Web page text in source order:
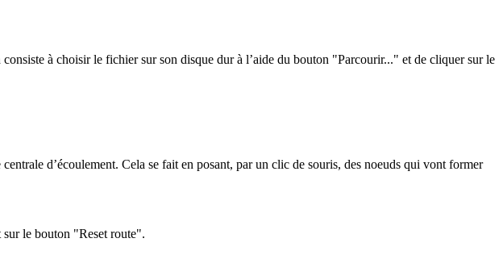
à choisir le fichier sur son disque dur à l’aide du bouton "Parcourir..." et de cliquer sur le
d’écoulement. Cela se fait en posant, par un clic de souris, des noeuds qui vont former
le bouton "Reset route".